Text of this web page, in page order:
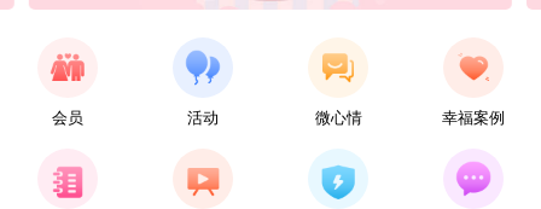
会员 活动 微心情 幸福案例